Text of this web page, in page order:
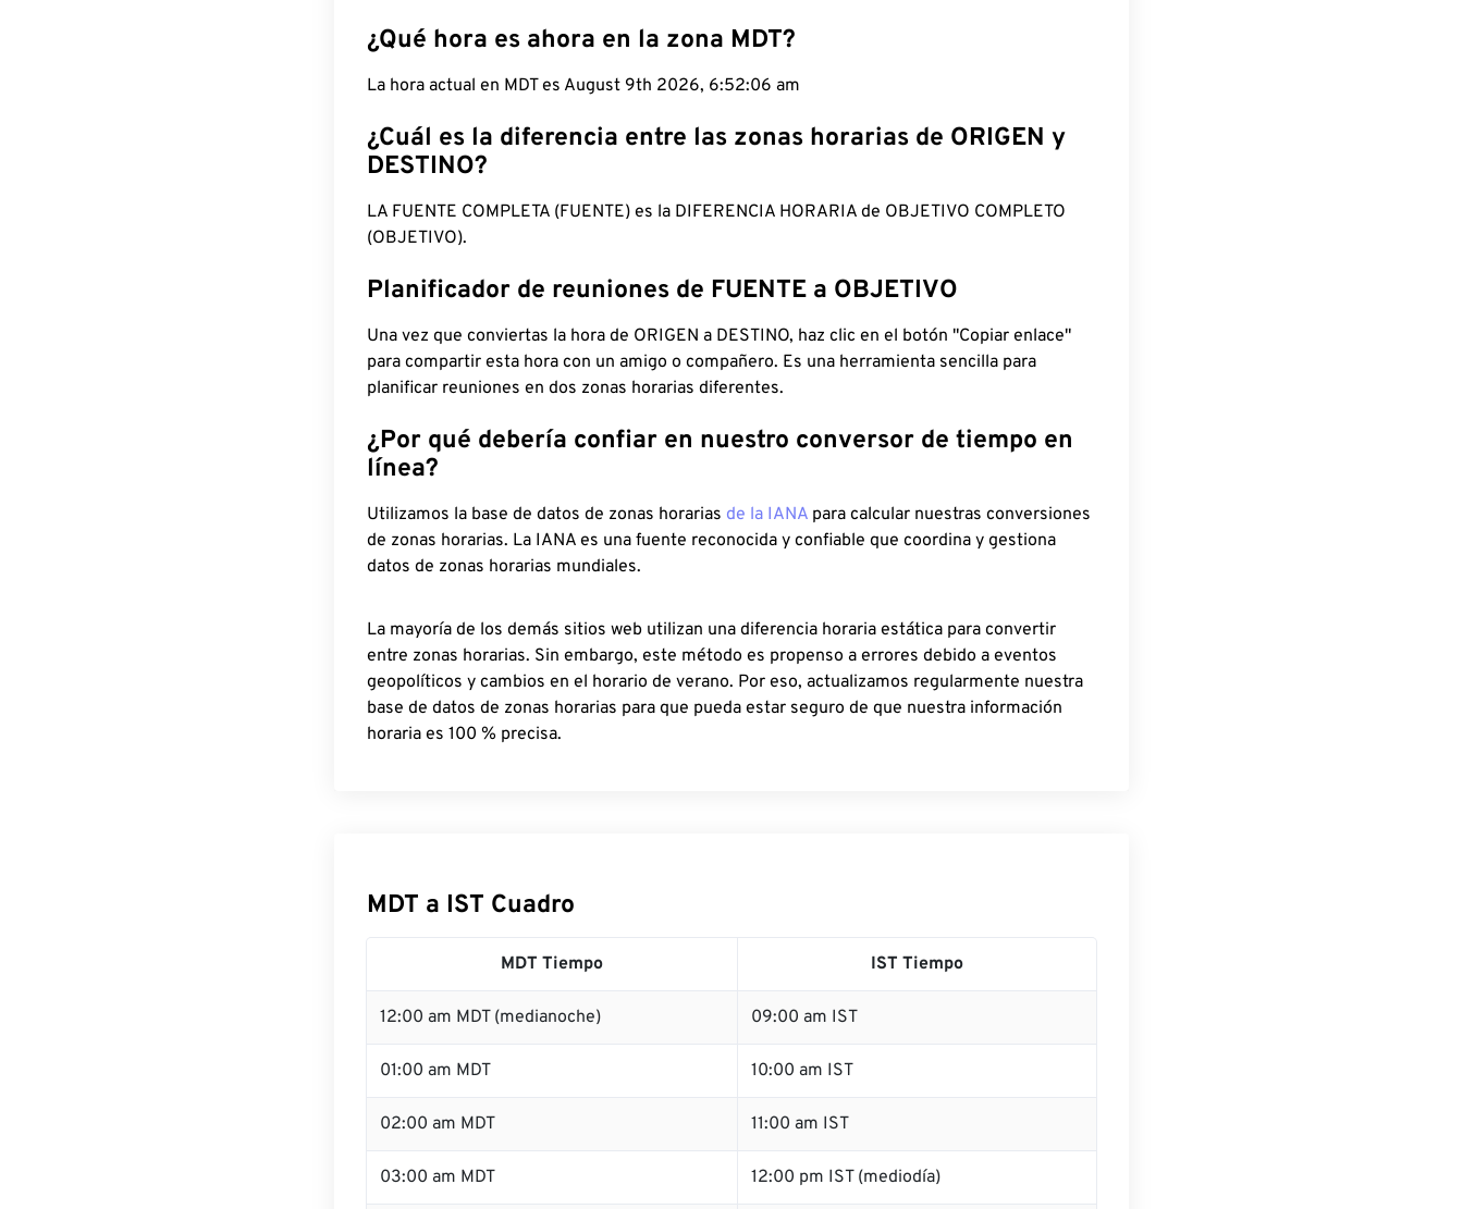
¿Qué hora es ahora en la zona MDT?
La hora actual en MDT es August 9th 2026, 6:52:07 am
¿Cuál es la diferencia entre las zonas horarias de ORIGEN y
DESTINO?
LA FUENTE COMPLETA (FUENTE) es la DIFERENCIA HORARIA de OBJETIVO COMPLETO
(OBJETIVO).
Planificador de reuniones de FUENTE a OBJETIVO
Una vez que conviertas la hora de ORIGEN a DESTINO, haz clic en el botón "Copiar enlace"
para compartir esta hora con un amigo o compañero. Es una herramienta sencilla para
planificar reuniones en dos zonas horarias diferentes.
¿Por qué debería confiar en nuestro conversor de tiempo en
línea?
Utilizamos la base de datos de zonas horarias de la IANA para calcular nuestras conversiones
de zonas horarias. La IANA es una fuente reconocida y confiable que coordina y gestiona
datos de zonas horarias mundiales.
La mayoría de los demás sitios web utilizan una diferencia horaria estática para convertir
entre zonas horarias. Sin embargo, este método es propenso a errores debido a eventos
geopolíticos y cambios en el horario de verano. Por eso, actualizamos regularmente nuestra
base de datos de zonas horarias para que pueda estar seguro de que nuestra información
horaria es 100 % precisa.
MDT a IST Cuadro
MDT Tiempo IST Tiempo
12:00 am MDT (medianoche) 09:00 am IST
01:00 am MDT 10:00 am IST
02:00 am MDT 11:00 am IST
03:00 am MDT 12:00 pm IST (mediodía)